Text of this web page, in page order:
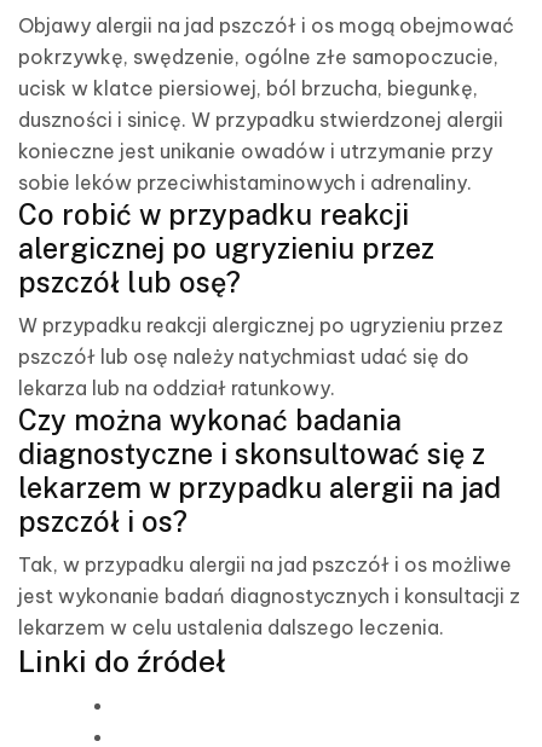
Objawy alergii na jad pszczół i os mogą obejmować
pokrzywkę, swędzenie, ogólne złe samopoczucie,
ucisk w klatce piersiowej, ból brzucha, biegunkę,
duszności i sinicę. W przypadku stwierdzonej alergii
konieczne jest unikanie owadów i utrzymanie przy
sobie leków przeciwhistaminowych i adrenaliny.
Co robić w przypadku reakcji
alergicznej po ugryzieniu przez
pszczół lub osę?
W przypadku reakcji alergicznej po ugryzieniu przez
pszczół lub osę należy natychmiast udać się do
lekarza lub na oddział ratunkowy.
Czy można wykonać badania
diagnostyczne i skonsultować się z
lekarzem w przypadku alergii na jad
pszczół i os?
Tak, w przypadku alergii na jad pszczół i os możliwe
jest wykonanie badań diagnostycznych i konsultacji z
lekarzem w celu ustalenia dalszego leczenia.
Linki do źródeł